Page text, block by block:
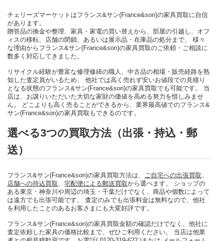
チェリーズマーケットはフランス&サン(France&son)の家具買取に自信
があります。
贈答品の換金や整理、家具・家電の買い替えから、部屋の引越し、オフ
ィスの移転、店舗の閉鎖、あるいは展示品・在庫品の処分まで、 様々
な理由からフランス&サン(France&son)の家具買取のご依頼・ご相談に
数多く対応してきました。
リサイクル経験が豊富な修理修繕の職人、中古品の相場・販売経路を熟
知した査定員がいるため、 他社では高く売れず安いお値段での見積り
となる状態のフランス&サン(France&son)の家具買取でも可能です。 当
店は、お譲りいただいた大切な家財の価値を高める努力を惜しみませ
ん。 どこよりも高く売ることができるから、業界最高値でのフランス&
サン(France&son)の家具買取もできるのです。
選べる3つの買取方法（出張・持込・郵
送）
フランス&サン(France&son)の家具買取方法は、 ご自宅への出張買取
店舗への持込買取
宅配便による郵送買取から選べます。 ショップの
ある東京・神奈川や周辺の埼玉・千葉だけでなく、商品や個数によって
は遠方でも出張可能です。 査定のみでも出張料金は無料なので、他社
を利用したことのあるお客さまにも大変好評です。
フランス&サン(France&son)の家具買取金額の確認だけでなく、他社に
査定依頼した家具の価格比較まで、ぜひご利用ください。 当店は他業